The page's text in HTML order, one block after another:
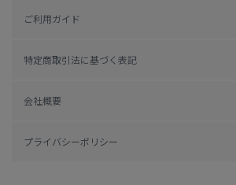
ご利用ガイド
特定商取引法に基づく表記
会社概要
プライバシーポリシー